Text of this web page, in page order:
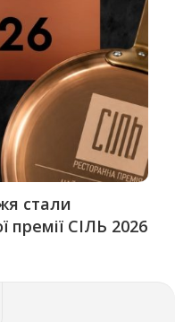
стали
премії СІЛЬ 2026